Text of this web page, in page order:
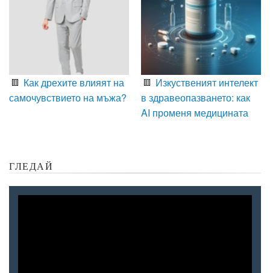
Как дрехите влияят на
самочувствието на мъжа?
Изкуственият интелект
в здравеопазването: как
AI променя медицината
ГЛЕДАЙ